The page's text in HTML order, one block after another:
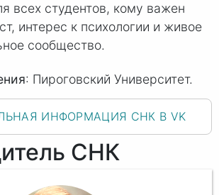
всех студентов, кому важен
интерес к психологии и живое
сообщество.
: Пироговский Университет.
ИНФОРМАЦИЯ СНК В VK
СНК